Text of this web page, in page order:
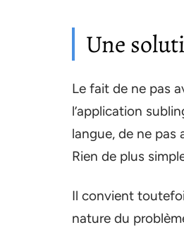
Une
Le fait de ne pas
l’application
langue, de ne pas
Rien de plus
Il convient
nature du